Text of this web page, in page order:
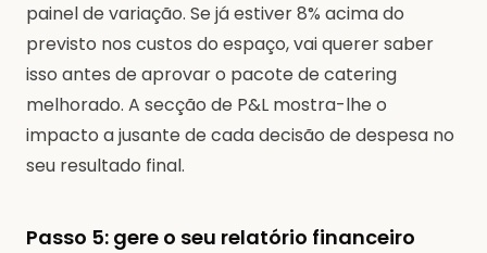
painel de variação. Se já estiver 8% acima do
previsto nos custos do espaço, vai querer saber
isso antes de aprovar o pacote de catering
melhorado. A secção de P&L mostra-lhe o
impacto a jusante de cada decisão de despesa no
seu resultado final.
Passo 5: gere o seu relatório financeiro